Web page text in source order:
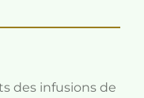
des infusions de